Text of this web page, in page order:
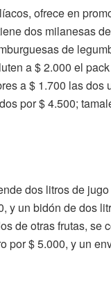
ofrece en
dos milanesas
de
a $ 2.000 el
a $ 1.700 las dos
por $ 4.500;
dos litros de
y un bidón de dos
de otras frutas, se
por $ 5.000, y un